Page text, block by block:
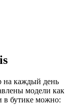
на каждый день
модели как
в бутике можно: